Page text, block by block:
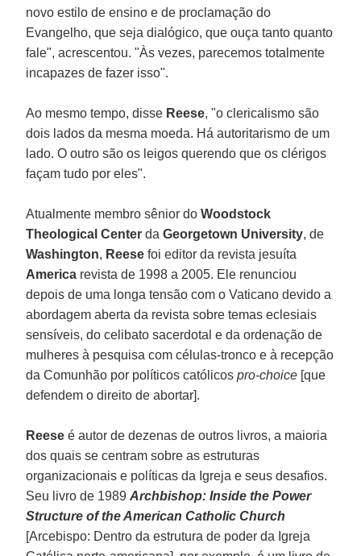
novo estilo de ensino e de proclamação do
Evangelho, que seja dialógico, que ouça tanto quanto
fale", acrescentou. "Às vezes, parecemos totalmente
incapazes de fazer isso".
Ao mesmo tempo, disse Reese, "o clericalismo são
dois lados da mesma moeda. Há autoritarismo de um
lado. O outro são os leigos querendo que os clérigos
façam tudo por eles".
Atualmente membro sênior doWoodstock
Theological CenterdaGeorgetown University, de
Washington, Reesefoi editor da revista jesuíta
America revista de 1998 a 2005. Ele renunciou
depois de uma longa tensão com o Vaticano devido a
abordagem aberta da revista sobre temas eclesiais
sensíveis, do celibato sacerdotal e da ordenação de
mulheres à pesquisa com células-tronco e à recepção
da Comunhão por políticos católicospro-choice [que
defendem o direito de abortar].
Reeseé autor de dezenas de outros livros, a maioria
dos quais se centram sobre as estruturas
organizacionais e políticas da Igreja e seus desafios.
Seu livro de 1989Archbishop: Inside the Power
Structure of the American Catholic Church
[Arcebispo: Dentro da estrutura de poder da Igreja